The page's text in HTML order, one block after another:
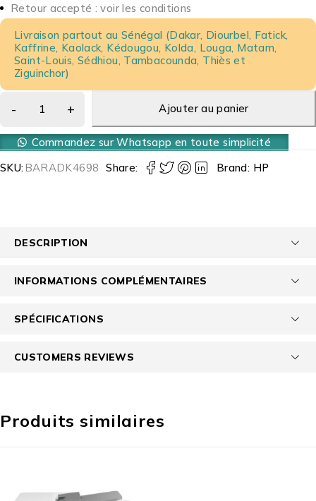
Retour accepté : voir les conditions
Livraison partout au Sénégal (Dakar, Diourbel, Fatick,
Kaffrine, Kaolack, Kédougou, Kolda, Louga, Matam,
Saint-Louis, Sédhiou, Tambacounda, Thiès et
Ziguinchor)
Ajouter au panier
Commandez sur Whatsapp en toute simplicité
SKU:BARADK4698 Share: Brand: HP
DESCRIPTION
INFORMATIONS COMPLÉMENTAIRES
SPÉCIFICATIONS
CUSTOMERS REVIEWS
Produits similaires